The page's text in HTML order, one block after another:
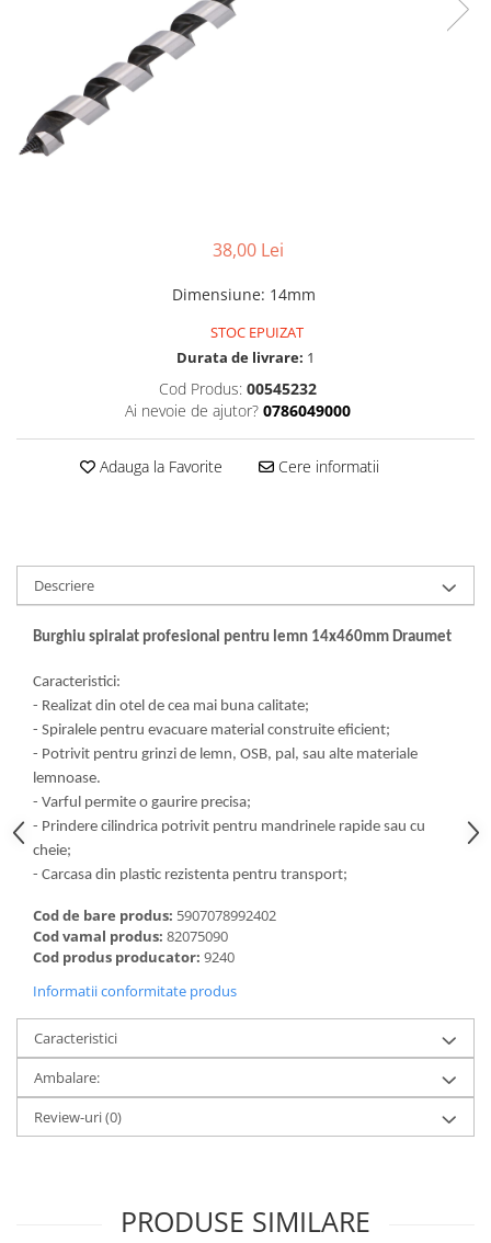
Galeti de lucru si accesorii
Imbusi si seturi de imbusi
Patenti, clesti si sfici
Pile de mana
Razuri si razuitoare de mana
Surubelnite si seturi de
Tubulare 1/2 si accesorii
38,00 Lei
Dimensiune: 14mm
STOC EPUIZAT
Durata de livrare: 1
Cod Produs: 00545232
Ai nevoie de ajutor? 0786049000
Adauga la Favorite Cere informatii
Descriere
Burghiu spiralat profesional pentru lemn 14x460mm Draumet
Caracteristici:
- Realizat din otel de cea mai buna calitate;
- Spiralele pentru evacuare material construite eficient;
- Potrivit pentru grinzi de lemn, OSB, pal, sau alte materiale
lemnoase.
- Varful permite o gaurire precisa;
- Prindere cilindrica potrivit pentru mandrinele rapide sau cu
cheie;
- Carcasa din plastic rezistenta pentru transport;
Cod de bare produs: 5907078992402
Cod vamal produs: 82075090
Cod produs producator: 9240
Informatii conformitate produs
Caracteristici
Ambalare:
Review-uri(0)
PRODUSE SIMILARE